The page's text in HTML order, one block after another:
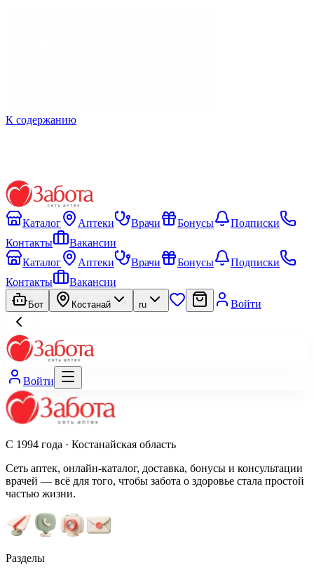
К содержанию
Каталог Аптеки Врачи Бонусы
Подписки
Контакты
Вакансии
Каталог
Аптеки Врачи Бонусы
Подписки
Контакты
Вакансии
Бот Костанай ru Войти
Войти
С 1994 года · Костанайская область
Сеть аптек, онлайн-каталог, доставка, бонусы и консультации
врачей — всё для того, чтобы забота о здоровье стала простой
частью жизни.
Разделы